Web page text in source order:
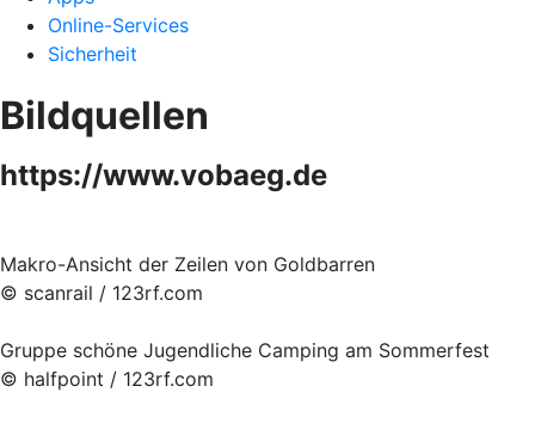
Online-Services
Sicherheit
Bildquellen
https://www.vobaeg.de
Makro-Ansicht der Zeilen von Goldbarren
© scanrail / 123rf.com
Gruppe schöne Jugendliche Camping am Sommerfest
© halfpoint / 123rf.com